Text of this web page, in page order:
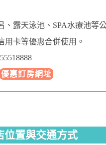
、露天泳池、SPA水療池等
用卡等優惠合併使用。
優惠訂房網址
位置與交通方式